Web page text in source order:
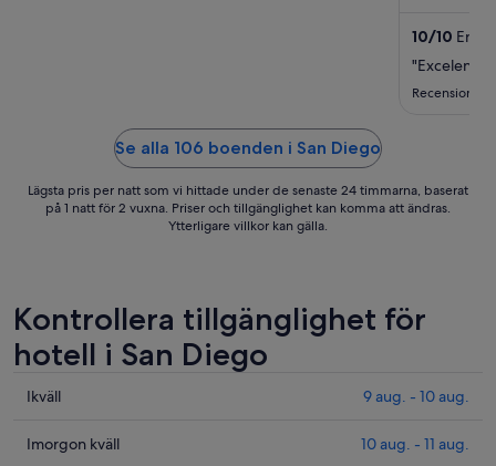
10/10
"Excelente
Recension
Se alla 106 boenden i San Diego
Lägsta pris per natt som vi hittade under de senaste 24 timmarna, baserat
på 1 natt för 2 vuxna. Priser och tillgänglighet kan komma att ändras.
Ytterligare villkor kan gälla.
Kontrollera tillgänglighet för
hotell i San Diego
Kolla
i
Ikväll 9 aug. - 10 aug.
Kolla
Imorgon kväll 10 aug. - 11 aug.